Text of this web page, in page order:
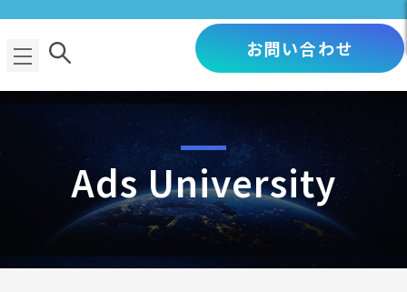
お問い合わせ
Ads University